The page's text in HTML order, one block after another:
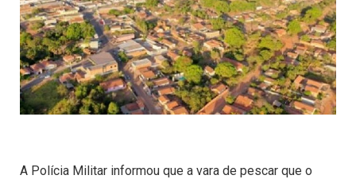
A Polícia Militar informou que a vara de pescar que o